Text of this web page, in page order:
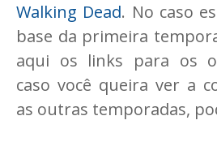
Walking Dead. No caso
base da primeira
aqui os links para os
caso você queira ver a
as outras temporadas,